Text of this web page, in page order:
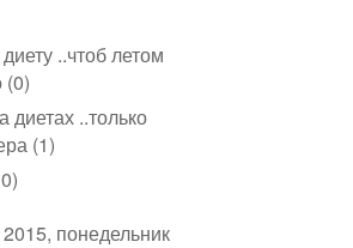
..чтоб летом
(0)
..только
(1)
понедельник